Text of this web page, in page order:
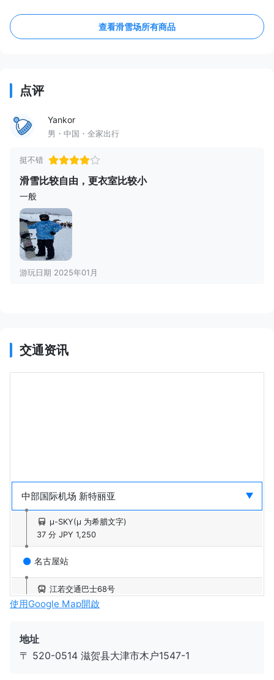
查看滑雪场所有商品
点评
Yankor
男・中国・全家出行
挺不错
滑雪比较自由，更衣室比较小
一般
游玩日期 2025年01月
交通资讯
μ-SKY(μ 为希腊文字)
37 分 JPY 1,250
名古屋站
江若交通巴士68号
15 分 JPY 340
湖西线
使用Google Map開啟
地址
〒 520-0514 滋贺县大津市木户1547-1